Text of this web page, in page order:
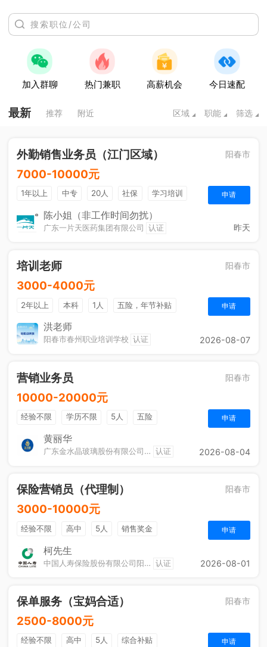
加入群聊 热门兼职 高薪机会 今日速配
最新 推荐 附近 区域 职能 筛选
外勤销售业务员（江门区域） 阳春市
7000-10000元
1年以上 中专 20人 社保
学习培训
法定节假日
年终奖金 销售奖金
申请
陈小姐（非工作时间勿扰）
广东一片天医药集团有限公司 认证 昨天
培训老师 阳春市
3000-4000元
2年以上 本科 1人
五险，年节补贴
单双休
申请
洪老师
阳春市春州职业培训学校 认证 2026-08-07
营销业务员 阳春市
10000-20000元
经验不限 学历不限 5人 五险 申请
黄丽华
广东金水晶玻璃股份有限公司（阳春） 认证 2026-08-04
保险营销员（代理制） 阳春市
3000-10000元
经验不限 高中 5人
销售奖金
奖励计划
休假制度
定期团建
申请
柯先生
中国人寿保险股份有限公司阳春市支公司城区营销服务部 认证 2026-08-01
保单服务（宝妈合适） 阳春市
2500-8000元
经验不限 高中 5人
综合补贴
申请